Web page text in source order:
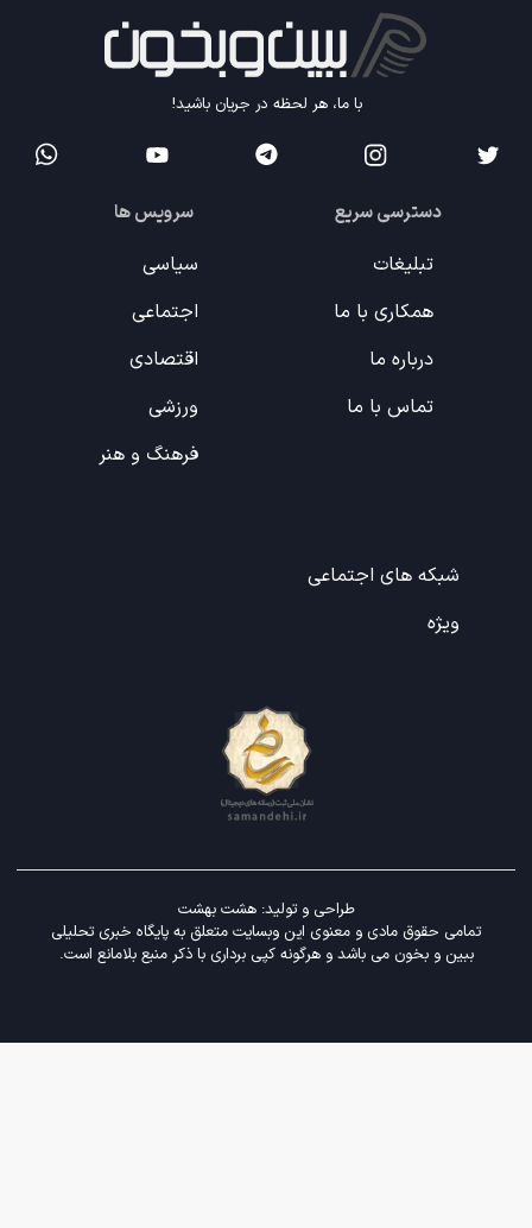
با ما، هر لحظه در جریان باشید!
دسترسی سریع
تبلیغات
همکاری با ما
درباره ما
تماس با ما
سرویس ها
سیاسی
اجتماعی
اقتصادی
ورزشی
فرهنگ و هنر
شبکه های اجتماعی
ویژه
تمامی حقوق مادی و معنوی این وبسایت متعلق به پایگاه خبری تحلیلی
ببین و بخون می باشد و هرگونه کپی برداری با ذکر منبع بلامانع است.
طراحی و تولید:هشت بهشت